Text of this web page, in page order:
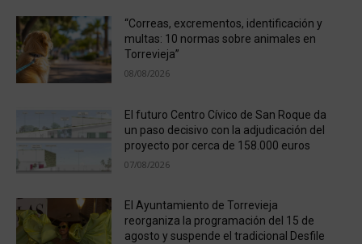
“Correas, excrementos, identificación y
multas: 10 normas sobre animales en
Torrevieja”
08/08/2026
El futuro Centro Cívico de San Roque da
un paso decisivo con la adjudicación del
proyecto por cerca de 158.000 euros
07/08/2026
El Ayuntamiento de Torrevieja
reorganiza la programación del 15 de
agosto y suspende el tradicional Desfile